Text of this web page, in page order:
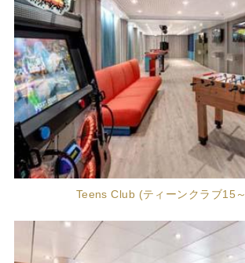
Teens Club (ティーンクラブ15